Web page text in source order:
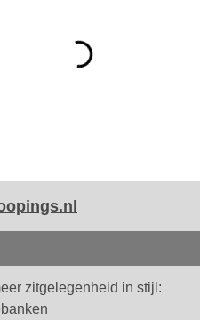
zitgelegenheid in stijl: